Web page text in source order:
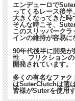
□■□ よくあるご
Q. スリッパークラ
チプレートなど）？
A. 他に必要なもの
チプレートなどは
エンデューロで
ってくるレース後
大きくなってきた時
そんな時こそ、
このスリッパーク
インの維持が容易に
90年代後半に開発
性 、フリクション
開発されています。
多くの有名なファ
はSuterClutchは選
皆様がSuterを使用